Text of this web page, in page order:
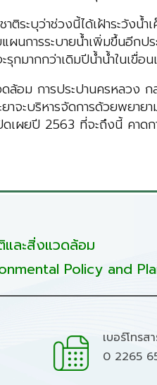
ติระบุว่าช่วงนี้ได้เฝ้าระวั
นการระบายน้ำเพิ่มขึ้นอี
มากกว่าเดิมปีน้ำน้ำในเขื่
ม การประปานครหลวง ก
ะบริหารจัดการด้วยพยาย
เผยปี 2563 ที่จะถึงนี้ ค
และสิ่งแวดล้อม
Policy and
เบอร์โทรส
0 2265